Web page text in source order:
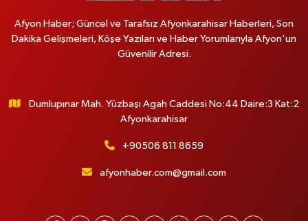
Afyon Haber; Güncel ve Tarafsız Afyonkarahisar Haberleri, Son
Dakika Gelişmeleri, Köşe Yazıları ve Haber Yorumlarıyla Afyon'un
Güvenilir Adresi.
Dumlupınar Mah. Yüzbaşı Agah Caddesi No:44 Daire:3 Kat:2
Afyonkarahisar
+90506 811 8659
afyonhaber.com@gmail.com